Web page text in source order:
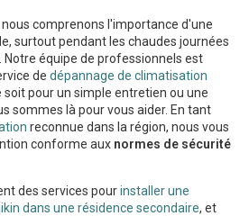
nous comprenons l'importance d'une
surtout pendant les chaudes journées
équipe de professionnels est
de dépannage de climatisation
soit pour un simple entretien ou une
sommes là pour vous aider. En tant
reconnue dans la région, nous vous
conforme aux normes de sécurité
des services pourinstaller une
dans une résidence secondaire, et